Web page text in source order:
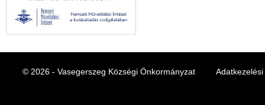
© 2026 - Vasegerszeg Községi Önkormányzat